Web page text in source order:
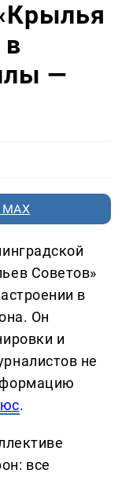
—
Советов»
в
Он
и
не
.
все